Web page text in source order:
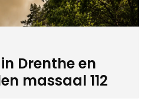
Drenthe en
massaal 112